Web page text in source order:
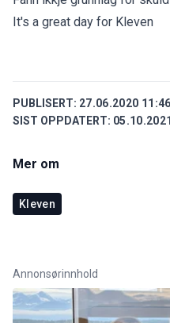
It's a great day for Kleven
PUBLISERT: 27.06.2020 11:46
SIST OPPDATERT:
Mer om
Kleven
Annonsørinnhold